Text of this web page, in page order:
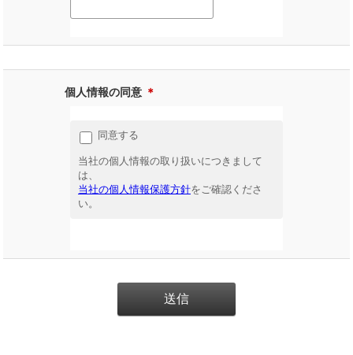
個人情報の同意 ＊
同意する
当社の個人情報の取り扱いにつきまして
は、
当社の個人情報保護方針をご確認くださ
い。